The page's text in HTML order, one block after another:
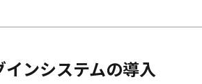
インシステムの導入